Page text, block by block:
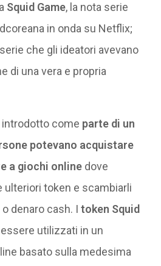
Squid Game, la nota serie
in onda su Netflix;
che gli ideatori avevano
di una vera e propria
introdotto come parte di un
potevano acquistare
a giochi onlinedove
ulteriori token e scambiarli
denaro cash. I token Squid
utilizzati in un
basato sulla medesima